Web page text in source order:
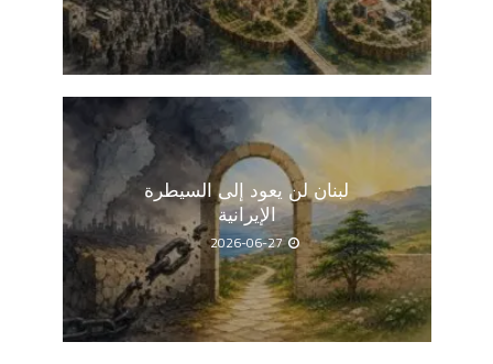
لبنان لن يعود إلى السيطرة
الإيرانية
2026-06-27